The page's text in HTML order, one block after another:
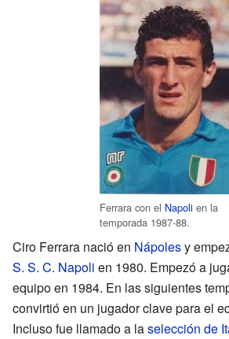
Ferrara con el Napoli en la
temporada 1987-88.
Ciro Ferrara nació en Nápolesy
S. S. C. Napoli en 1980. Empezó a
equipo en 1984. En las siguientes
convirtió en un jugador clave para el
Incluso fue llamado a laselección de